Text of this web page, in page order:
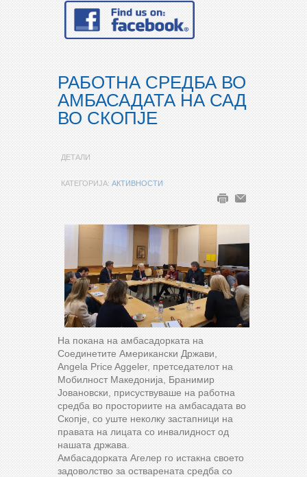
РАБОТНА СРЕДБА ВО
АМБАСАДАТА НА САД
ВО СКОПЈЕ
ДЕТАЛИ
КАТЕГОРИЈА: АКТИВНОСТИ
На покана на амбасадорката на
Соединетите Американски Држави,
Angela Price Aggeler, претседателот на
Мобилност Македонија, Бранимир
Јовановски, присуствуваше на работна
средба во просториите на амбасадата во
Скопје, со уште неколку застапници на
правата на лицата со инвалидност од
нашата држава.
Амбасадорката Агелер го истакна своето
задоволство за остварената средба со